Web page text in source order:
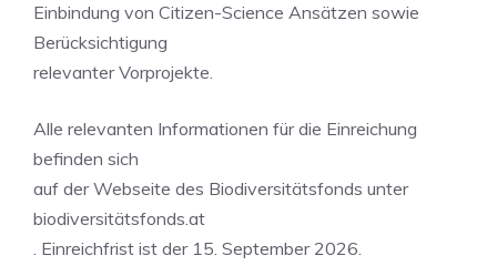
Einbindung von Citizen-Science Ansätzen sowie
Berücksichtigung
relevanter Vorprojekte.
Alle relevanten Informationen für die Einreichung
befinden sich
auf der Webseite des Biodiversitätsfonds unter
biodiversitätsfonds.at
. Einreichfrist ist der 15. September 2026.